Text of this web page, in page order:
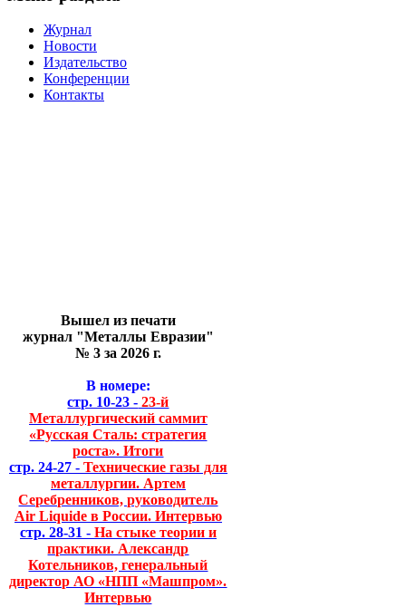
Журнал
Новости
Издательство
Конференции
Контакты
Вышел из печати
журнал "Металлы Евразии"
№ 3 за 2026 г.
В номере:
стр. 10-23 - 23-й
Металлургический саммит
«Русская Сталь: стратегия
роста». Итоги
стр. 24-27 - Технические газы для
металлургии. Артем
Серебренников, руководитель
Air Liquide в России. Интервью
стр. 28-31 - На стыке теории и
практики. Александр
Котельников, генеральный
директор АО «НПП «Машпром».
Интервью